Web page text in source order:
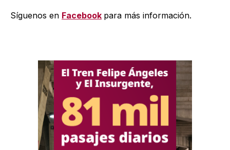
Síguenos en Facebook para más información.